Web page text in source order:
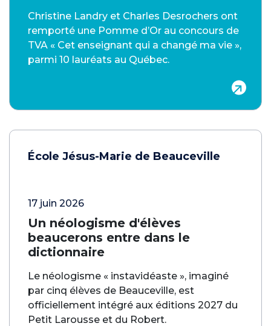
Christine Landry et Charles Desrochers ont
remporté une Pomme d’Or au concours de
TVA « Cet enseignant qui a changé ma vie »,
parmi 10 lauréats au Québec.
École Jésus-Marie de Beauceville
17 juin 2026
Un néologisme d'élèves
beaucerons entre dans le
dictionnaire
Le néologisme « instavidéaste », imaginé
par cinq élèves de Beauceville, est
officiellement intégré aux éditions 2027 du
Petit Larousse et du Robert.